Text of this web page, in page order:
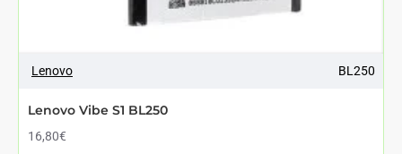
Lenovo BL250
Lenovo Vibe S1 BL250
16,80€